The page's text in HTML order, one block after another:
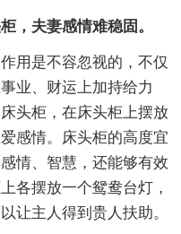
，夫妻感情难稳固。
用是不容忽视的，不仅
业、财运上加持给力
头柜，在床头柜上摆放
感情。床头柜的高度宜
情、智慧，还能够有效
各摆放一个鸳鸯台灯，
让主人得到贵人扶助。